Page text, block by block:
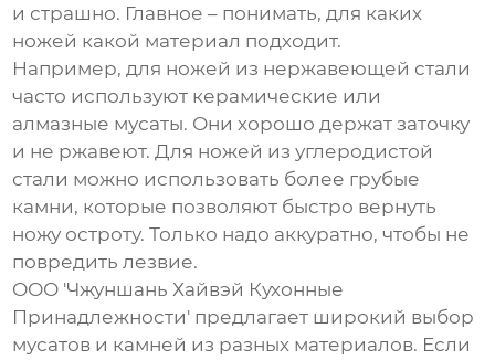
и страшно. Главное – понимать, для каких
ножей какой материал подходит.
Например, для ножей из нержавеющей стали
часто используют керамические или
алмазные мусаты. Они хорошо держат заточку
и не ржавеют. Для ножей из углеродистой
стали можно использовать более грубые
камни, которые позволяют быстро вернуть
ножу остроту. Только надо аккуратно, чтобы не
повредить лезвие.
ООО 'Чжуншань Хайвэй Кухонные
Принадлежности' предлагает широкий выбор
мусатов и камней из разных материалов. Если